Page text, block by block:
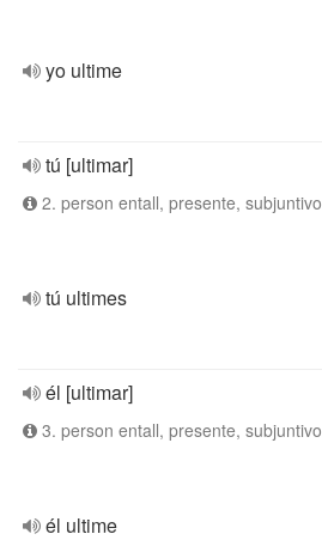
yo ultime
tú [ultimar]
2. person entall, presente, subjuntivo
tú ultimes
él [ultimar]
3. person entall, presente, subjuntivo
él ultime